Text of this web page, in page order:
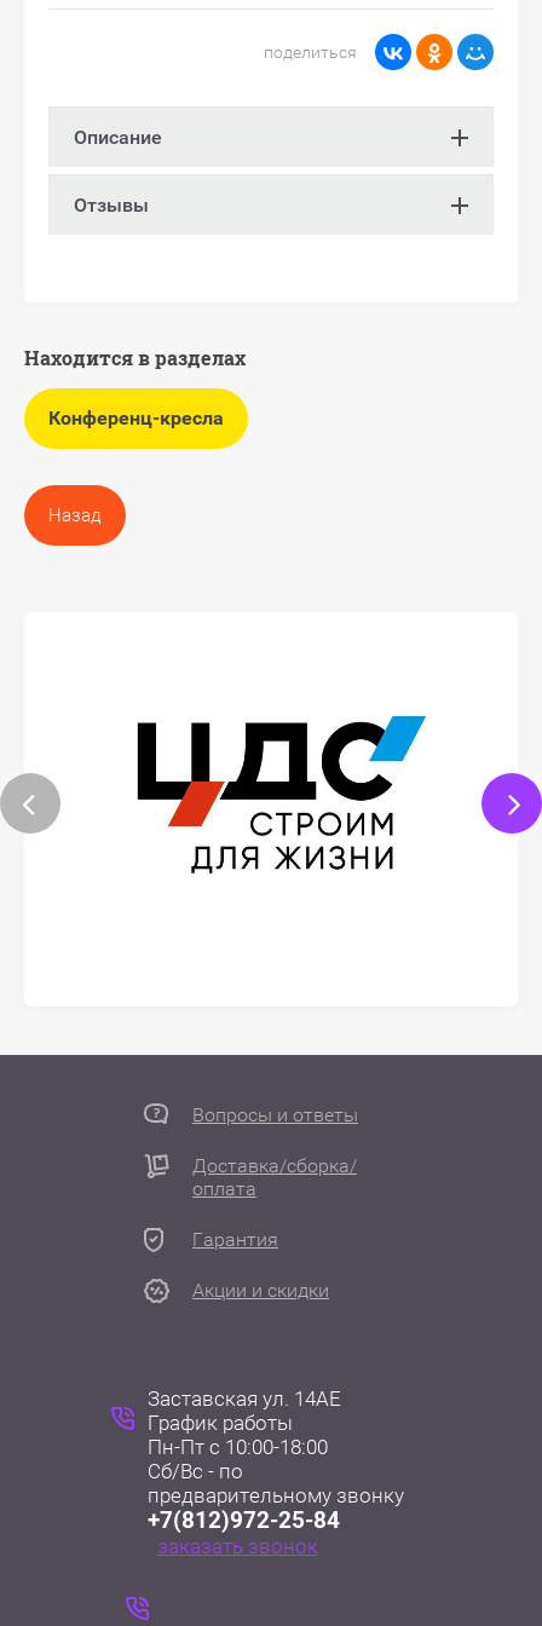
поделиться
Описание
Отзывы
Находится в разделах
Конференц-кресла
Назад
Вопросы и ответы
Доставка/сборка/
оплата
Гарантия
Акции и скидки
Заставская ул. 14АЕ
График работы
Пн-Пт с 10:00-18:00
Сб/Вс - по
предварительному звонку
+7(812)972-25-84
заказать звонок